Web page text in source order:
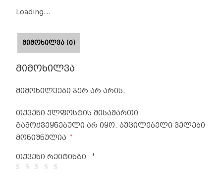
Loading...
ᲛᲘᲛᲝᲮᲘᲚᲕᲐ (0)
მიმოხილვა
მიმოხილვები ჯერ არ არის.
თქვენი ელფოსტის მისამართი
გამოქვეყნებული არ იყო. აუცილებელი ველები
მონიშნულია
*
თქვენი რეიტინგი *